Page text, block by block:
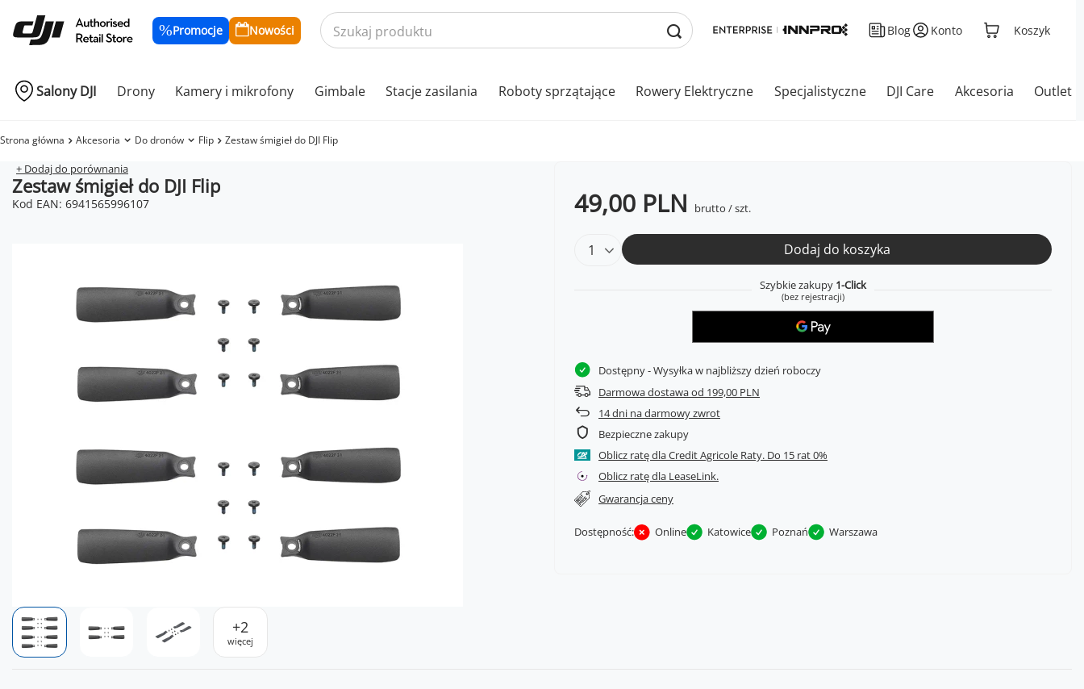
Promocje Nowości Blog Konto Koszyk
Salony DJI Drony Kamery i mikrofony Gimbale Stacje zasilania Roboty sprzątające Rowery Elektryczne Specjalistyczne DJI Care Akcesoria Outlet
Strona główna Akcesoria Do dronów Flip Zestaw śmigieł do DJI Flip
+ Dodaj do porównania
Zestaw śmigieł do DJI Flip
Kod EAN: 6941565996107
+2
więcej
49,00 PLN brutto /szt.
Dodaj do koszyka
Szybkie zakupy 1-Click
(bez rejestracji)
Dostępny- Wysyłka w najbliższy dzień roboczy
Darmowa dostawa od 199,00 PLN
14dni na darmowy zwrot
Bezpieczne zakupy
Oblicz ratę dla Credit Agricole Raty.
Oblicz ratę dla LeaseLink.
Gwarancja ceny
Dostępność: Online Katowice Poznań Warszawa